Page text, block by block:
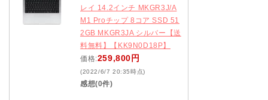
レイ 14.2インチ MKGR3J/A
M1 Proチップ 8コア SSD 51
2GB MKGR3JA シルバー【送
料無料】【KK9N0D18P】
価格:259,800円
(2022/6/7 20:35時点)
感想(0件)